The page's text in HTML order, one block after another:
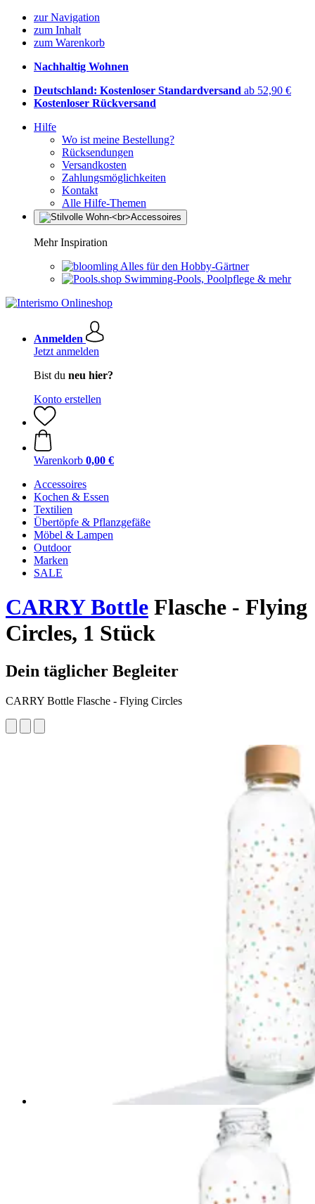
zur Navigation
zum Inhalt
zum Warenkorb
Nachhaltig Wohnen
Deutschland: Kostenloser Standardversand ab 52,90 €
Kostenloser Rückversand
Hilfe
Wo ist meine Bestellung?
Rücksendungen
Versandkosten
Zahlungsmöglichkeiten
Kontakt
Alle Hilfe-Themen
Mehr Inspiration
Alles für den Hobby-Gärtner
Swimming-Pools, Poolpflege & mehr
Anmelden
Jetzt anmelden
Bist du neu hier?
Konto erstellen
Warenkorb 0,00 €
Accessoires
Kochen & Essen
Textilien
Übertöpfe & Pflanzgefäße
Möbel & Lampen
Outdoor
Marken
SALE
CARRY Bottle Flasche - Flying
Circles, 1 Stück
Dein täglicher Begleiter
CARRY Bottle Flasche - Flying Circles